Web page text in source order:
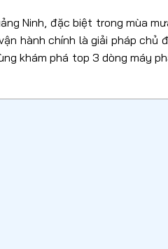
Ninh, đặc biệt trong mùa
hành chính là giải pháp chủ
khám phá top 3 dòng máy